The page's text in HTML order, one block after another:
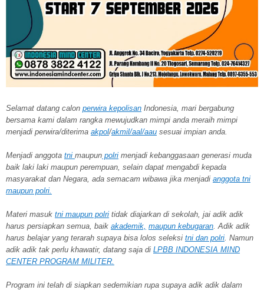
Selamat datang calon perwira kepolisan Indonesia, mari bergabung
bersama kami dalam rangka mewujudkan mimpi anda meraih mimpi
menjadi perwira/diterima akpol/akmil/aal/aau sesuai impian anda.
Menjadi anggota tni maupun polri menjadi kebanggasaan generasi muda
baik laki laki maupun perempuan, selain dapat mengabdi kepada
masyarakat dan Negara, ada semacam wibawa jika menjadi anggota tni
maupun polri.
Materi masuk tni maupun polri tidak diajarkan di sekolah, jai adik adik
harus persiapkan semua, baik akademik, maupun kebugaran . Adik adik
harus belajar yang terarah supaya bisa lolos seleksi tni dan polri . Namun
adik adik tak perlu khawatir, datang saja di LPBB INDONESIA MIND
CENTER PROGRAM MILITER.
Program ini telah di siapkan sedemikian rupa supaya adik adik dalam